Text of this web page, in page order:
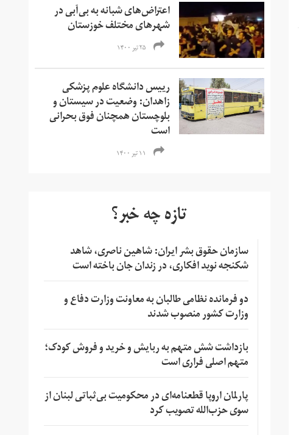
اعتراض‌های شبانه به بی‌آبی در
شهرهای مختلف خوزستان
۲۵ تیر ۱۴۰۰
رییس دانشگاه علوم پزشکی
زاهدان: وضعیت در سیستان و
بلوچستان همچنان فوق بحرانی
است
۱۱ تیر ۱۴۰۰
تازه چه خبر؟
سازمان حقوق بشر ایران: شاهین ناصری، شاهد
شکنجه نوید افکاری، در زندان جان باخته است
دو فرمانده نظامی طالبان به معاونت وزارت دفاع و
وزارت کشور منصوب شدند
بازداشت شش متهم به ربایش و خرید و فروش کودک؛
متهم اصلی فراری است
پارلمان اروپا قطعنامه‌ای در محکومیت بی‌ثباتی لبنان از
سوی حزب‌الله تصویب کرد